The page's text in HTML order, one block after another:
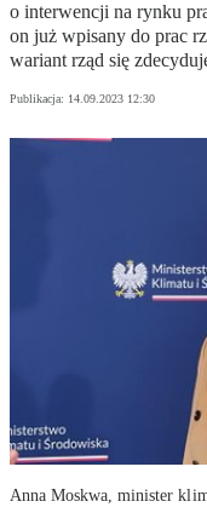
o interwencji na rynku
on już wpisany do prac
wariant rząd się
Publikacja: 14.09.2023 12:30
Anna Moskwa, minister